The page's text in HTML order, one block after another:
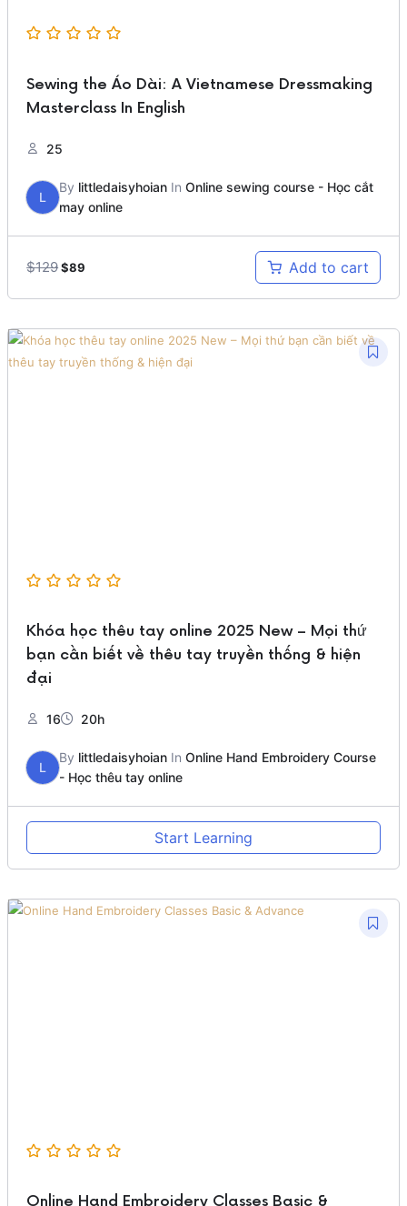
Sewing the Áo Dài: A Vietnamese Dressmaking
Masterclass In English
25
L
By littledaisyhoian InOnline sewing course - Học cắt
may online
$129Original
was:
$89
is:
Add to cart
Khóa học thêu tay online 2025 New – Mọi thứ
bạn cần biết về thêu tay truyền thống & hiện
đại
16 20h
L
By littledaisyhoian InOnline Hand Embroidery Course
- Học thêu tay online
Start Learning
Online Hand Embroidery Classes Basic &